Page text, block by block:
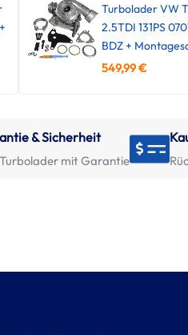
Turbolader VW
2.5TDI 131PS
BDZ +
549,99€
& Sicherheit
mit Garantie